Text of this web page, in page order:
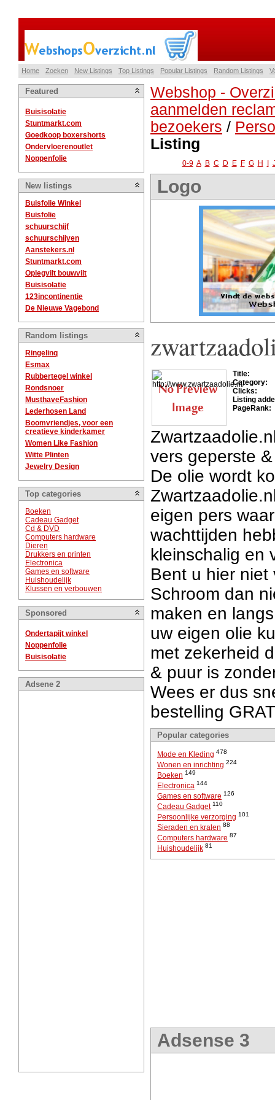
Home Zoeken New Listings Top Listings Popular Listings Random Listings
Featured
Buisisolatie
Stuntmarkt.com
Goedkoop boxershorts
Ondervloerenoutlet
Noppenfolie
New listings
Buisfolie Winkel
Buisfolie
schuurschijf
schuurschijven
Aanstekers.nl
Stuntmarkt.com
Oplegvilt bouwvilt
Buisisolatie
123incontinentie
De Nieuwe Vagebond
Random listings
Ringelinq
Esmax
Rubbertegel winkel
Rondsnoer
MusthaveFashion
Lederhosen Land
Boomvriendjes, voor een
creatieve kinderkamer
Women Like Fashion
Witte Plinten
Jewelry Design
Top categories
Boeken
Cadeau Gadget
Cd & DVD
Computers hardware
Dieren
Drukkers en printen
Electronica
Games en software
Huishoudelijk
Klussen en verbouwen
Sponsored
Ondertapijt winkel
Noppenfolie
Buisisolatie
Adsene 2
Webshop -
aanmelden
bezoekers /
Listing
0-9 A B C D E F G H
Logo
Title:
Category:
Clicks:
Listing
PageRank:
vers geperste
De olie wordt
eigen pers
wachttijden
kleinschalig en
Bent u hier niet
Schroom dan
maken en
uw eigen olie
met zekerheid
& puur is
Wees er dus
bestelling
Popular categories
Mode en Kleding 478
Wonen en inrichting 224
Boeken 149
Electronica 144
Games en software 126
Cadeau Gadget 110
Persoonlijke verzorging 101
Sieraden en kralen 88
Computers hardware 87
Huishoudelijk 81
Adsense 3